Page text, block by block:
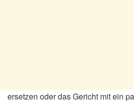
ersetzen oder das Gericht mit ein